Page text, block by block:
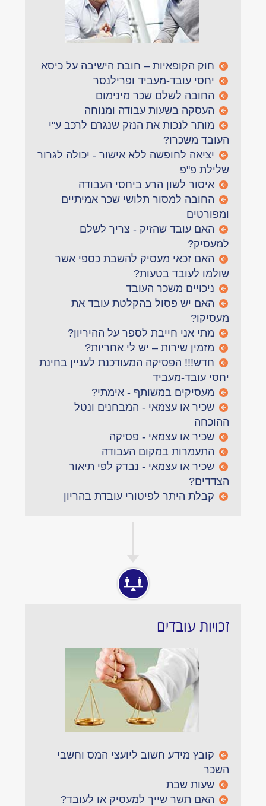
חוק הקופאיות – חובת הישיבה על כיסא
יחסי עובד-מעביד ופרילנסר
החובה לשלם שכר מינימום
העסקה בשעות עבודה ומנוחה
מותר לנכות את הנזק שנגרם לרכב ע"י
העובד משכרו?
יציאה לחופשה ללא אישור - יכולה לגרור
שלילת פ"פ
איסור לשון הרע ביחסי העבודה
החובה למסור תלושי שכר אמיתיים
ומפורטים
האם עובד שהזיק - צריך לשלם
למעסיק?
האם זכאי מעסיק להשבת כספי אשר
שולמו לעובד בטעות?
ניכויים משכר העובד
האם יש פסול בהקלטת עובד את
מעסיקו?
מתי אני חייבת לספר על ההיריון?
מזמין שירות – יש לי אחריות?
חדש!!! הפסיקה המעודכנת לעניין בחינת
יחסי עובד-מעביד
מעסיקים במשותף - אימתי?
שכיר או עצמאי - המבחנים ונטל
ההוכחה
שכיר או עצמאי - פסיקה
התעמרות במקום העבודה
שכיר או עצמאי - נבדק לפי תיאור
הצדדים?
קבלת היתר לפיטורי עובדת בהריון
זכויות עובדים
קובץ מידע חשוב ליועצי המס וחשבי
השכר
שעות שבת
האם תשר שייך למעסיק או לעובד?